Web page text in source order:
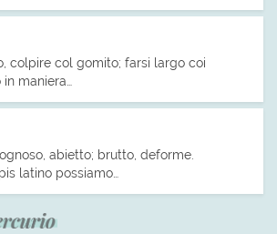
colpire col gomito; farsi largo coi
maniera…
abietto; brutto, deforme.
latino possiamo…